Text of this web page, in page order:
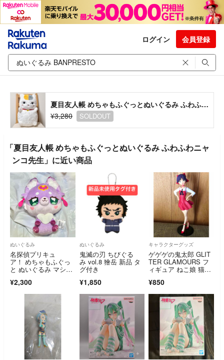
ログイン 会員登録
夏目友人帳 めちゃもふぐっとぬいぐるみ ふわふわニャンコ先生
¥3,280
SOLDOUT
「夏目友人帳 めちゃもふぐっとぬいぐるみ ふわふわニャ
ンコ先生」に近い商品
ぬいぐるみ
名探偵プリキュ
ア！ めちゃもふぐっ
と ぬいぐるみ マシュ
¥2,300
ぬいぐるみ
鬼滅の刃 ちびぐる
み vol.8 獪岳 新品 タ
グ付き
¥1,850
キャラクターグッズ
ゲゲゲの鬼太郎 GLIT
TER GLAMOURS フ
ィギュア ねこ娘 猫
¥850